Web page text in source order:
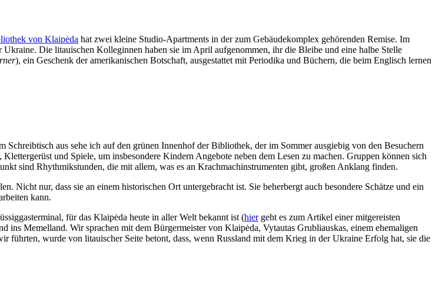
von Klaipėda hat zwei kleine Studio-Apartments in der zum Gebäudekomplex gehörenden Remise. Im
Die litauischen Kolleginnen haben sie im April aufgenommen, ihr die Bleibe und eine halbe Stelle
), ein Geschenk der amerikanischen Botschaft, ausgestattet mit Periodika und Büchern, die beim Englisch lernen
aus sehe ich auf den grünen Innenhof der Bibliothek, der im Sommer ausgiebig von den Besuchern
und Spiele, um insbesondere Kindern Angebote neben dem Lesen zu machen. Gruppen können sich
sind Rhythmikstunden, die mit allem, was es an Krachmachinstrumenten gibt, großen Anklang finden.
Nicht nur, dass sie an einem historischen Ort untergebracht ist. Sie beherbergt auch besondere Schätze und ein
kann.
für das Klaipėda heute in aller Welt bekannt ist (hiergeht es zum Artikel einer mitgereisten
Memelland. Wir sprachen mit dem Bürgermeister von Klaipėda, Vytautas Grubliauskas, einem ehemaligen
führten, wurde von litauischer Seite betont, dass, wenn Russland mit dem Krieg in der Ukraine Erfolg hat, sie die